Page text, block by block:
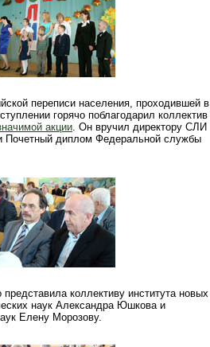
переписи населения, проходившей в
горячо поблагодарил коллектив
акции . Он вручил директору СЛИ
Почетный диплом Федеральной службы
коллективу института новых
наук Александра Юшкова и
Елену Морозову.